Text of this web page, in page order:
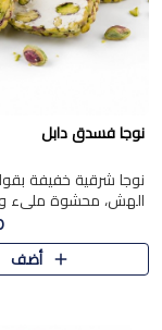
نوجا فسدق دابل
نوجا شرقية خفيفة
الهش، محشوة مليء
بـكمية وفيرة من
لتمنحك نكهة مكسرات
وقرمشة مميزة في
أضف